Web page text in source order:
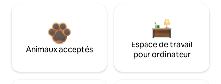
Animaux acceptés
Espace de travail
pour ordinateur